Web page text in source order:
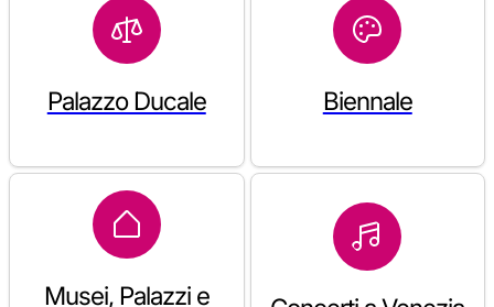
Palazzo Ducale Biennale
Musei, Palazzi e